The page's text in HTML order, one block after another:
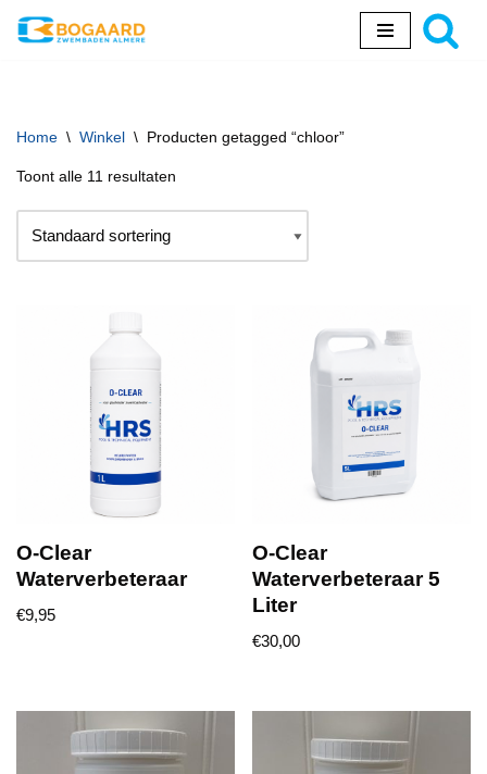
inhoud
Home \ Winkel \ Producten getagged “chloor”
Toont alle 11 resultaten
O-Clear
Waterverbeteraar
€9,95
O-Clear
Waterverbeteraar 5
Liter
€30,00